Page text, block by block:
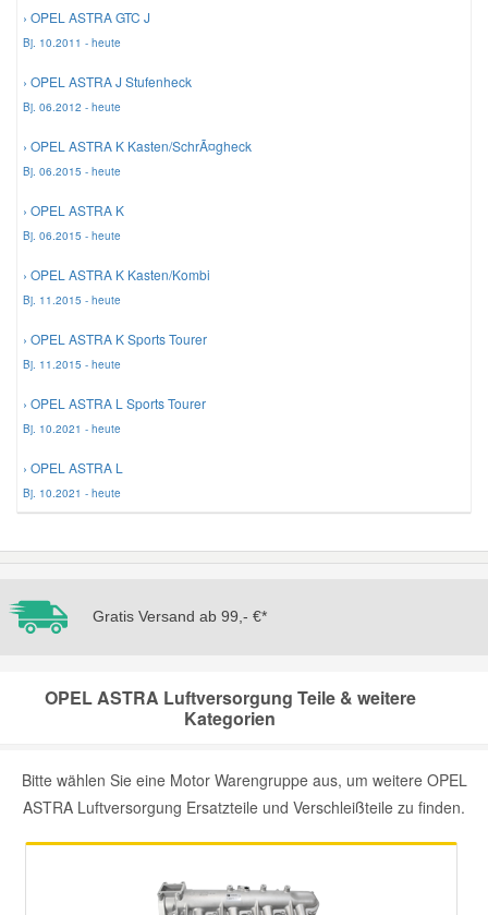
› OPEL ASTRA GTC J
Bj. 10.2011 - heute
› OPEL ASTRA J Stufenheck
Bj. 06.2012 - heute
› OPEL ASTRA K Kasten/SchrÃ¤gheck
Bj. 06.2015 - heute
› OPEL ASTRA K
Bj. 06.2015 - heute
› OPEL ASTRA K Kasten/Kombi
Bj. 11.2015 - heute
› OPEL ASTRA K Sports Tourer
Bj. 11.2015 - heute
› OPEL ASTRA L Sports Tourer
Bj. 10.2021 - heute
› OPEL ASTRA L
Bj. 10.2021 - heute
Gratis Versand ab 99,- €*
OPEL ASTRA Luftversorgung Teile & weitere
Kategorien
Bitte wählen Sie eine Motor Warengruppe aus, um weitere OPEL
ASTRA Luftversorgung Ersatzteile und Verschleißteile zu finden.